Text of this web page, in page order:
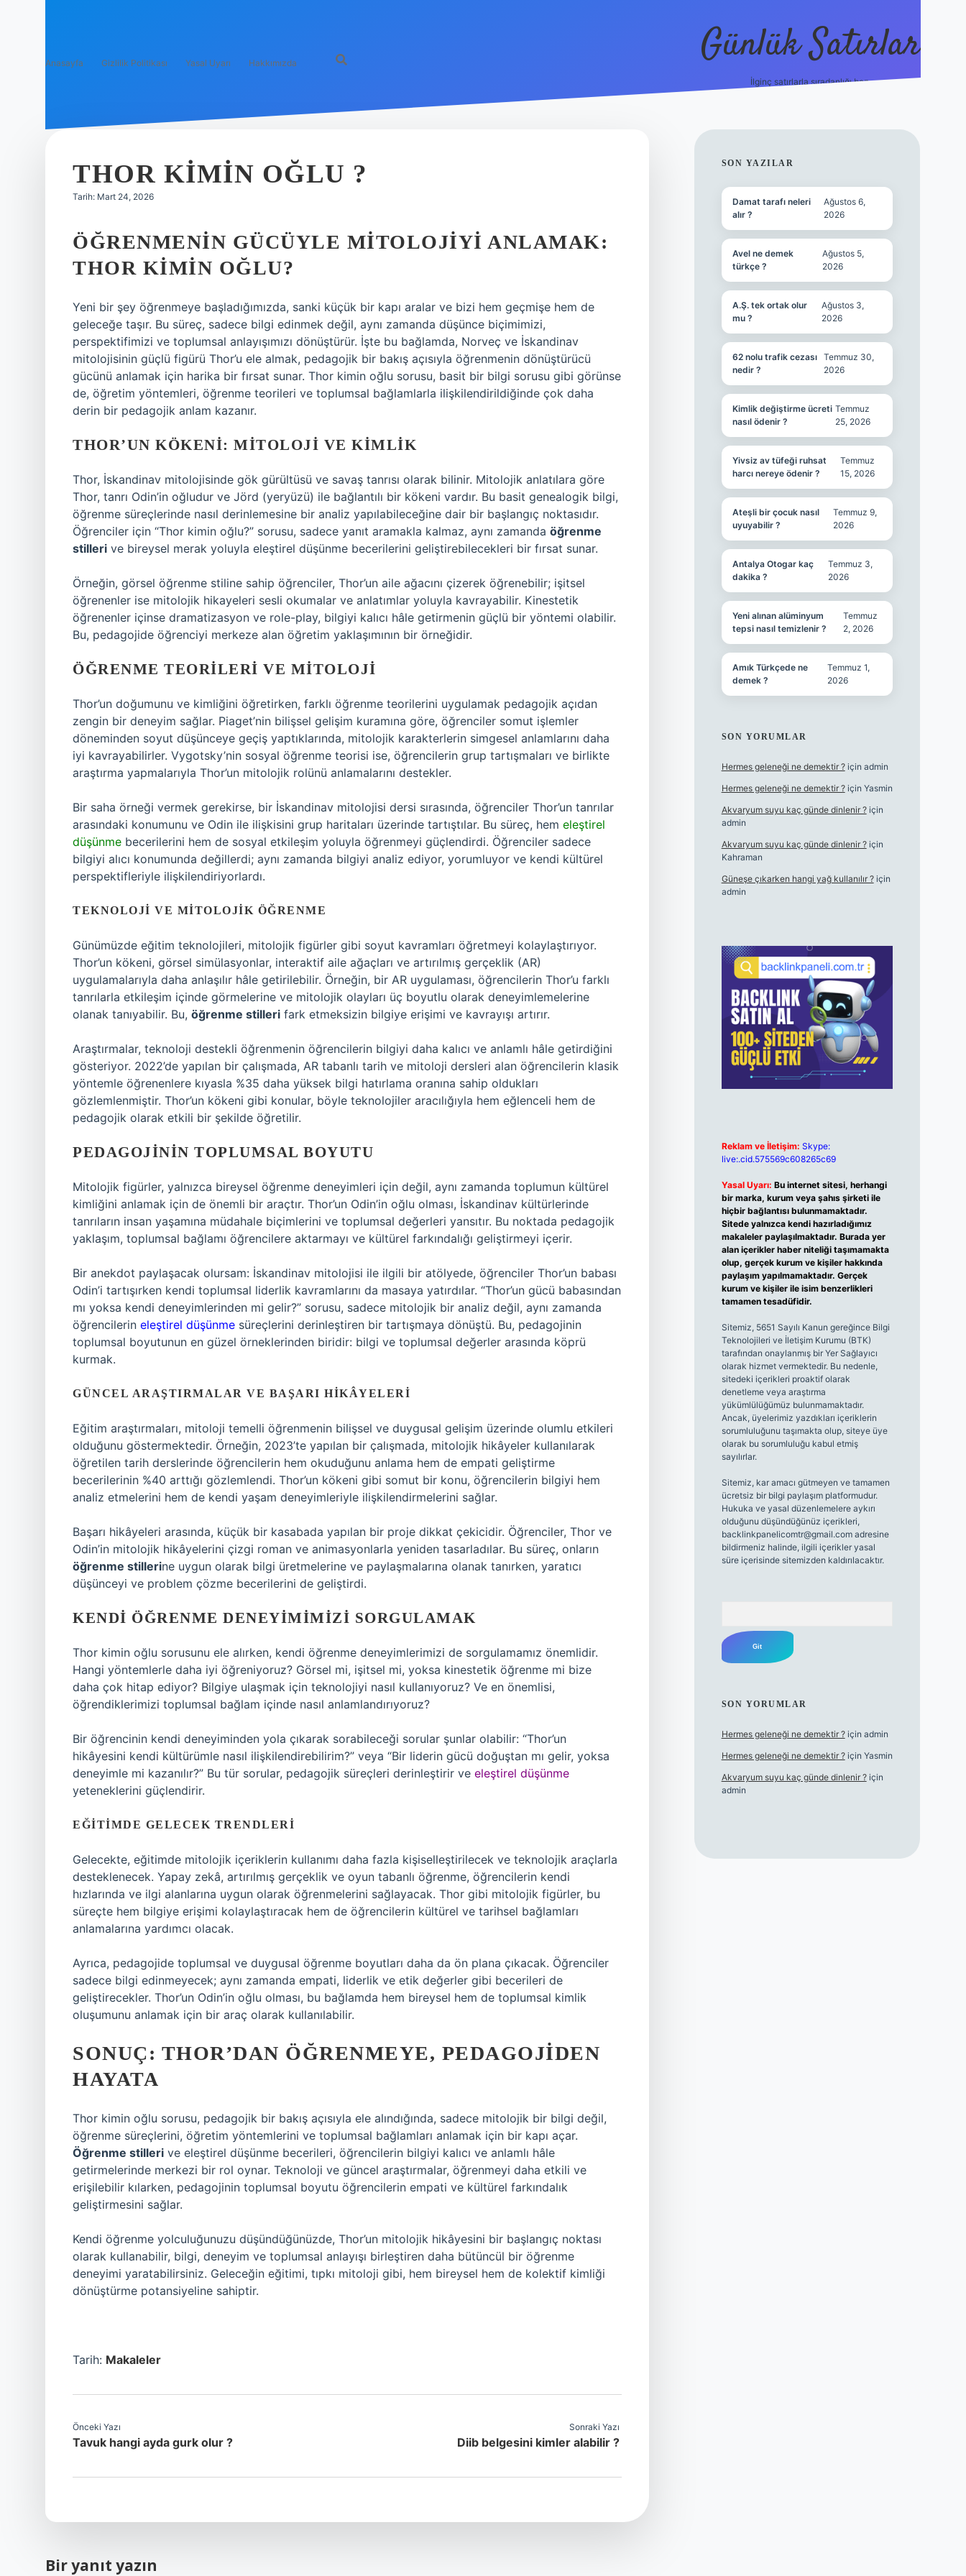
Anasayfa Gizlilik Politikası Yasal Uyarı Hakkımızda Günlük Satırlar
İlginç satırlarla sıradanlığı boz.
THOR KIMIN OĞLU ?
Tarih: Mart 24, 2026
ÖĞRENMENIN GÜCÜYLE MITOLOJIYI ANLAMAK:
THOR KIMIN OĞLU?
Yeni bir şey öğrenmeye başladığımızda, sanki küçük bir kapı aralar ve bizi hem geçmişe hem de
geleceğe taşır. Bu süreç, sadece bilgi edinmek değil, aynı zamanda düşünce biçimimizi,
perspektifimizi ve toplumsal anlayışımızı dönüştürür. İşte bu bağlamda, Norveç ve İskandinav
mitolojisinin güçlü figürü Thor’u ele almak, pedagojik bir bakış açısıyla öğrenmenin dönüştürücü
gücünü anlamak için harika bir fırsat sunar. Thor kimin oğlu sorusu, basit bir bilgi sorusu gibi görünse
de, öğretim yöntemleri, öğrenme teorileri ve toplumsal bağlamlarla ilişkilendirildiğinde çok daha
derin bir pedagojik anlam kazanır.
THOR’UN KÖKENI: MITOLOJI VE KIMLIK
Thor, İskandinav mitolojisinde gök gürültüsü ve savaş tanrısı olarak bilinir. Mitolojik anlatılara göre
Thor, tanrı Odin’in oğludur ve Jörd (yeryüzü) ile bağlantılı bir kökeni vardır. Bu basit genealogik bilgi,
öğrenme süreçlerinde nasıl derinlemesine bir analiz yapılabileceğine dair bir başlangıç noktasıdır.
Öğrenciler için “Thor kimin oğlu?” sorusu, sadece yanıt aramakla kalmaz, aynı zamanda öğrenme
stilleri ve bireysel merak yoluyla eleştirel düşünme becerilerini geliştirebilecekleri bir fırsat sunar.
Örneğin, görsel öğrenme stiline sahip öğrenciler, Thor’un aile ağacını çizerek öğrenebilir; işitsel
öğrenenler ise mitolojik hikayeleri sesli okumalar ve anlatımlar yoluyla kavrayabilir. Kinestetik
öğrenenler içinse dramatizasyon ve role-play, bilgiyi kalıcı hâle getirmenin güçlü bir yöntemi olabilir.
Bu, pedagojide öğrenciyi merkeze alan öğretim yaklaşımının bir örneğidir.
ÖĞRENME TEORILERI VE MITOLOJI
Thor’un doğumunu ve kimliğini öğretirken, farklı öğrenme teorilerini uygulamak pedagojik açıdan
zengin bir deneyim sağlar. Piaget’nin bilişsel gelişim kuramına göre, öğrenciler somut işlemler
döneminden soyut düşünceye geçiş yaptıklarında, mitolojik karakterlerin simgesel anlamlarını daha
iyi kavrayabilirler. Vygotsky’nin sosyal öğrenme teorisi ise, öğrencilerin grup tartışmaları ve birlikte
araştırma yapmalarıyla Thor’un mitolojik rolünü anlamalarını destekler.
Bir saha örneği vermek gerekirse, bir İskandinav mitolojisi dersi sırasında, öğrenciler Thor’un tanrılar
arasındaki konumunu ve Odin ile ilişkisini grup haritaları üzerinde tartıştılar. Bu süreç, hem eleştirel
düşünme becerilerini hem de sosyal etkileşim yoluyla öğrenmeyi güçlendirdi. Öğrenciler sadece
bilgiyi alıcı konumunda değillerdi; aynı zamanda bilgiyi analiz ediyor, yorumluyor ve kendi kültürel
perspektifleriyle ilişkilendiriyorlardı.
TEKNOLOJI VE MITOLOJIK ÖĞRENME
Günümüzde eğitim teknolojileri, mitolojik figürler gibi soyut kavramları öğretmeyi kolaylaştırıyor.
Thor’un kökeni, görsel simülasyonlar, interaktif aile ağaçları ve artırılmış gerçeklik (AR)
uygulamalarıyla daha anlaşılır hâle getirilebilir. Örneğin, bir AR uygulaması, öğrencilerin Thor’u farklı
tanrılarla etkileşim içinde görmelerine ve mitolojik olayları üç boyutlu olarak deneyimlemelerine
olanak tanıyabilir. Bu, öğrenme stilleri fark etmeksizin bilgiye erişimi ve kavrayışı artırır.
Araştırmalar, teknoloji destekli öğrenmenin öğrencilerin bilgiyi daha kalıcı ve anlamlı hâle getirdiğini
gösteriyor. 2022’de yapılan bir çalışmada, AR tabanlı tarih ve mitoloji dersleri alan öğrencilerin klasik
yöntemle öğrenenlere kıyasla %35 daha yüksek bilgi hatırlama oranına sahip oldukları
gözlemlenmiştir. Thor’un kökeni gibi konular, böyle teknolojiler aracılığıyla hem eğlenceli hem de
pedagojik olarak etkili bir şekilde öğretilir.
PEDAGOJININ TOPLUMSAL BOYUTU
Mitolojik figürler, yalnızca bireysel öğrenme deneyimleri için değil, aynı zamanda toplumun kültürel
kimliğini anlamak için de önemli bir araçtır. Thor’un Odin’in oğlu olması, İskandinav kültürlerinde
tanrıların insan yaşamına müdahale biçimlerini ve toplumsal değerleri yansıtır. Bu noktada pedagojik
yaklaşım, toplumsal bağlamı öğrencilere aktarmayı ve kültürel farkındalığı geliştirmeyi içerir.
Bir anekdot paylaşacak olursam: İskandinav mitolojisi ile ilgili bir atölyede, öğrenciler Thor’un babası
Odin’i tartışırken kendi toplumsal liderlik kavramlarını da masaya yatırdılar. “Thor’un gücü babasından
mı yoksa kendi deneyimlerinden mi gelir?” sorusu, sadece mitolojik bir analiz değil, aynı zamanda
öğrencilerin eleştirel düşünme süreçlerini derinleştiren bir tartışmaya dönüştü. Bu, pedagojinin
toplumsal boyutunun en güzel örneklerinden biridir: bilgi ve toplumsal değerler arasında köprü
kurmak.
GÜNCEL ARAŞTIRMALAR VE BAŞARI HIKÂYELERI
Eğitim araştırmaları, mitoloji temelli öğrenmenin bilişsel ve duygusal gelişim üzerinde olumlu etkileri
olduğunu göstermektedir. Örneğin, 2023’te yapılan bir çalışmada, mitolojik hikâyeler kullanılarak
öğretilen tarih derslerinde öğrencilerin hem okuduğunu anlama hem de empati geliştirme
becerilerinin %40 arttığı gözlemlendi. Thor’un kökeni gibi somut bir konu, öğrencilerin bilgiyi hem
analiz etmelerini hem de kendi yaşam deneyimleriyle ilişkilendirmelerini sağlar.
Başarı hikâyeleri arasında, küçük bir kasabada yapılan bir proje dikkat çekicidir. Öğrenciler, Thor ve
Odin’in mitolojik hikâyelerini çizgi roman ve animasyonlarla yeniden tasarladılar. Bu süreç, onların
öğrenme stillerine uygun olarak bilgi üretmelerine ve paylaşmalarına olanak tanırken, yaratıcı
düşünceyi ve problem çözme becerilerini de geliştirdi.
KENDI ÖĞRENME DENEYIMIMIZI SORGULAMAK
Thor kimin oğlu sorusunu ele alırken, kendi öğrenme deneyimlerimizi de sorgulamamız önemlidir.
Hangi yöntemlerle daha iyi öğreniyoruz? Görsel mi, işitsel mi, yoksa kinestetik öğrenme mi bize
daha çok hitap ediyor? Bilgiye ulaşmak için teknolojiyi nasıl kullanıyoruz? Ve en önemlisi,
öğrendiklerimizi toplumsal bağlam içinde nasıl anlamlandırıyoruz?
Bir öğrencinin kendi deneyiminden yola çıkarak sorabileceği sorular şunlar olabilir: “Thor’un
hikâyesini kendi kültürümle nasıl ilişkilendirebilirim?” veya “Bir liderin gücü doğuştan mı gelir, yoksa
deneyimle mi kazanılır?” Bu tür sorular, pedagojik süreçleri derinleştirir ve eleştirel düşünme
yeteneklerini güçlendirir.
EĞITIMDE GELECEK TRENDLERI
Gelecekte, eğitimde mitolojik içeriklerin kullanımı daha fazla kişiselleştirilecek ve teknolojik araçlarla
desteklenecek. Yapay zekâ, artırılmış gerçeklik ve oyun tabanlı öğrenme, öğrencilerin kendi
hızlarında ve ilgi alanlarına uygun olarak öğrenmelerini sağlayacak. Thor gibi mitolojik figürler, bu
süreçte hem bilgiye erişimi kolaylaştıracak hem de öğrencilerin kültürel ve tarihsel bağlamları
anlamalarına yardımcı olacak.
Ayrıca, pedagojide toplumsal ve duygusal öğrenme boyutları daha da ön plana çıkacak. Öğrenciler
sadece bilgi edinmeyecek; aynı zamanda empati, liderlik ve etik değerler gibi becerileri de
geliştirecekler. Thor’un Odin’in oğlu olması, bu bağlamda hem bireysel hem de toplumsal kimlik
oluşumunu anlamak için bir araç olarak kullanılabilir.
SONUÇ: THOR’DAN ÖĞRENMEYE, PEDAGOJIDEN
HAYATA
Thor kimin oğlu sorusu, pedagojik bir bakış açısıyla ele alındığında, sadece mitolojik bir bilgi değil,
öğrenme süreçlerini, öğretim yöntemlerini ve toplumsal bağlamları anlamak için bir kapı açar.
Öğrenme stilleri ve eleştirel düşünme becerileri, öğrencilerin bilgiyi kalıcı ve anlamlı hâle
getirmelerinde merkezi bir rol oynar. Teknoloji ve güncel araştırmalar, öğrenmeyi daha etkili ve
erişilebilir kılarken, pedagojinin toplumsal boyutu öğrencilerin empati ve kültürel farkındalık
geliştirmesini sağlar.
Kendi öğrenme yolculuğunuzu düşündüğünüzde, Thor’un mitolojik hikâyesini bir başlangıç noktası
olarak kullanabilir, bilgi, deneyim ve toplumsal anlayışı birleştiren daha bütüncül bir öğrenme
deneyimi yaratabilirsiniz. Geleceğin eğitimi, tıpkı mitoloji gibi, hem bireysel hem de kolektif kimliği
dönüştürme potansiyeline sahiptir.
Tarih: Makaleler
Önceki Yazı
Tavuk hangi ayda gurk olur ?
Sonraki Yazı
Diib belgesini kimler alabilir ?
Bir yanıt yazın
SIDEBAR
SON YAZILAR
Damat tarafı neleri
alır ?
Ağustos 6,
2026
Avel ne demek
türkçe ?
Ağustos 5,
2026
A.Ş. tek ortak olur
mu ?
Ağustos 3,
2026
62 nolu trafik cezası
nedir ?
Temmuz 30,
2026
Kimlik değiştirme ücreti
nasıl ödenir ?
Temmuz
25, 2026
Yivsiz av tüfeği ruhsat
harcı nereye ödenir ?
Temmuz
15, 2026
Ateşli bir çocuk nasıl
uyuyabilir ?
Temmuz 9,
2026
Antalya Otogar kaç
dakika ?
Temmuz 3,
2026
Yeni alınan alüminyum
tepsi nasıl temizlenir ?
Temmuz
2, 2026
Amık Türkçede ne
demek ?
Temmuz 1,
2026
SON YORUMLAR
Hermes geleneği ne demektir ?için admin
Hermes geleneği ne demektir ?için Yasmin
Akvaryum suyu kaç günde dinlenir ?için
admin
Akvaryum suyu kaç günde dinlenir ?için
Kahraman
Güneşe çıkarken hangi yağ kullanılır ?için
admin
Reklam ve İletişim: Skype:
live:.cid.575569c608265c69
Yasal Uyarı: Bu internet sitesi, herhangi
bir marka, kurum veya şahıs şirketi ile
hiçbir bağlantısı bulunmamaktadır.
Sitede yalnızca kendi hazırladığımız
makaleler paylaşılmaktadır. Burada yer
alan içerikler haber niteliği taşımamakta
olup, gerçek kurum ve kişiler hakkında
paylaşım yapılmamaktadır. Gerçek
kurum ve kişiler ile isim benzerlikleri
tamamen tesadüfidir.
Sitemiz, 5651 Sayılı Kanun gereğince Bilgi
Teknolojileri ve İletişim Kurumu (BTK)
tarafından onaylanmış bir Yer Sağlayıcı
olarak hizmet vermektedir. Bu nedenle,
sitedeki içerikleri proaktif olarak
denetleme veya araştırma
yükümlülüğümüz bulunmamaktadır.
Ancak, üyelerimiz yazdıkları içeriklerin
sorumluluğunu taşımakta olup, siteye üye
olarak bu sorumluluğu kabul etmiş
sayılırlar.
Sitemiz, kar amacı gütmeyen ve tamamen
ücretsiz bir bilgi paylaşım platformudur.
Hukuka ve yasal düzenlemelere aykırı
olduğunu düşündüğünüz içerikleri,
backlinkpanelicomtr@gmail.comadresine
bildirmeniz halinde, ilgili içerikler yasal
süre içerisinde sitemizden kaldırılacaktır.
SON YORUMLAR
Hermes geleneği ne demektir ?için admin
Hermes geleneği ne demektir ?için Yasmin
Akvaryum suyu kaç günde dinlenir ?için
admin
vdcasino güncel